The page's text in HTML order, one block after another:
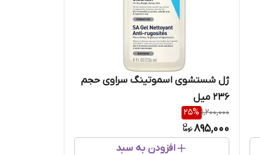
ژل شستشوی اسموتینگ سراوی حجم
236 میل
1,200,000
25%
895,000
افزودن به سبد